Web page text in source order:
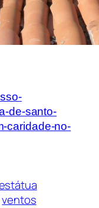
de-santo-
caridade-no-
ventos